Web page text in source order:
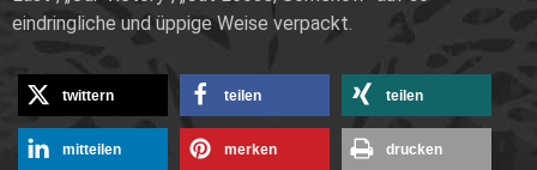
eindringliche und üppige Weise verpackt.
twittern teilen teilen
mitteilen merken drucken